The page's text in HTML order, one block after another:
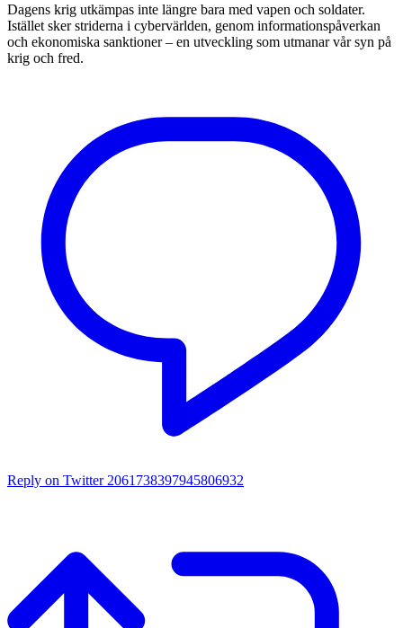
Dagens krig utkämpas inte längre bara med vapen och soldater.
Istället sker striderna i cybervärlden, genom informationspåverkan
och ekonomiska sanktioner – en utveckling som utmanar vår syn på
krig och fred.
Reply on Twitter 2061738397945806932